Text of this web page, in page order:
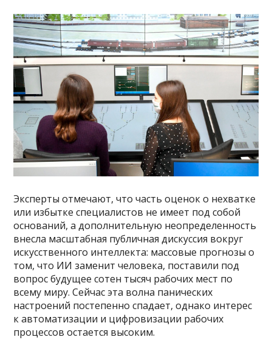
Эксперты отмечают, что часть оценок о нехватке
или избытке специалистов не имеет под собой
оснований, а дополнительную неопределенность
внесла масштабная публичная дискуссия вокруг
искусственного интеллекта: массовые прогнозы о
том, что ИИ заменит человека, поставили под
вопрос будущее сотен тысяч рабочих мест по
всему миру. Сейчас эта волна панических
настроений постепенно спадает, однако интерес
к автоматизации и цифровизации рабочих
процессов остается высоким.